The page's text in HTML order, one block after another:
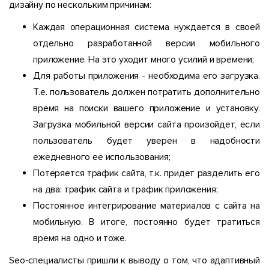
дизайну по нескольким причинам:
Каждая операционная система нуждается в своей
отдельно разработанной версии мобильного
приложение. На это уходит много усилий и времени;
Для работы приложения - необходима его загрузка.
Т.е. пользователь должен потратить дополнительно
время на поиски вашего приложение и установку.
Загрузка мобильной версии сайта произойдет, если
пользователь будет уверен в надобности
ежедневного ее использования;
Потеряется трафик сайта, т.к. придет разделить его
на два: трафик сайта и трафик приложения;
Постоянное интегрирование материалов с сайта на
мобильную. В итоге, постоянно будет тратиться
время на одно и тоже.
Seo-специалисты пришли к выводу о том, что адаптивный